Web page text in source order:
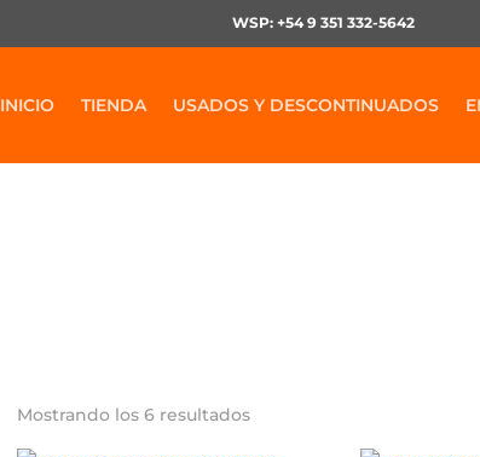
WSP: +54 9 351 332-5642
INICIO TIENDA USADOS Y DESCONTINUADOS
Mostrando los 6 resultados